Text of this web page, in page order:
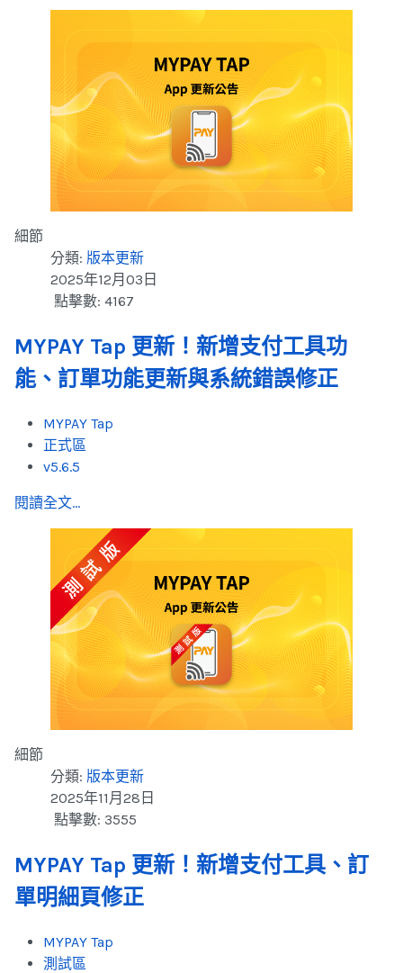
細節
分類: 版本更新
2025年12月03日
點擊數: 4167
MYPAY Tap 更新！新增支付工具功
能、訂單功能更新與系統錯誤修正
MYPAY Tap
正式區
v5.6.5
閱讀全文...
細節
分類: 版本更新
2025年11月28日
點擊數: 3555
MYPAY Tap 更新！新增支付工具、訂
單明細頁修正
MYPAY Tap
測試區